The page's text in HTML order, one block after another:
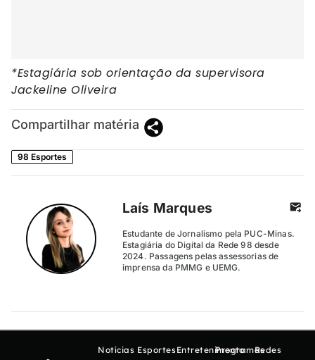
*Estagiária sob orientação da supervisora
Jackeline Oliveira
Compartilhar matéria
98 Esportes
Laís Marques
Estudante de Jornalismo pela PUC-Minas.
Estagiária do Digital da Rede 98 desde
2024. Passagens pelas assessorias de
imprensa da PMMG e UEMG.
Notícias EsportesEntretenimento
ProgramasRedes